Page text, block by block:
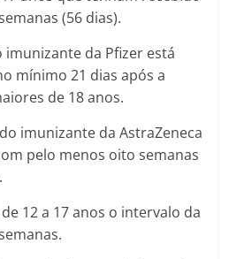
(56 dias).
imunizante da Pfizer está
mínimo 21 dias após a
de 18 anos.
imunizante da AstraZeneca
pelo menos oito semanas
12 a 17 anos o intervalo da